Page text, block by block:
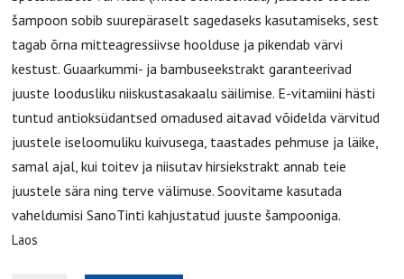
šampoon sobib suurepäraselt sagedaseks kasutamiseks, sest
tagab õrna mitteagressiivse hoolduse ja pikendab värvi
kestust. Guaarkummi- ja bambuseekstrakt garanteerivad
juuste loodusliku niiskustasakaalu säilimise. E-vitamiini hästi
tuntud antioksüdantsed omadused aitavad võidelda värvitud
juustele iseloomuliku kuivusega, taastades pehmuse ja läike,
samal ajal, kui toitev ja niisutav hirsiekstrakt annab teie
juustele sära ning terve välimuse. Soovitame kasutada
vaheldumisi SanoTinti kahjustatud juuste šampooniga.
Laos